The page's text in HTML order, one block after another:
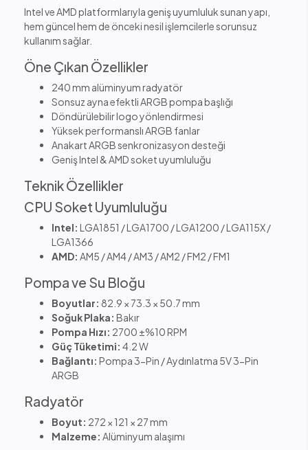
Intel ve AMD platformlarıyla geniş uyumluluk sunan yapı,
hem güncel hem de önceki nesil işlemcilerle sorunsuz
kullanım sağlar.
Öne Çıkan Özellikler
240 mm alüminyum radyatör
Sonsuz ayna efektli ARGB pompa başlığı
Döndürülebilir logo yönlendirmesi
Yüksek performanslı ARGB fanlar
Anakart ARGB senkronizasyon desteği
Geniş Intel & AMD soket uyumluluğu
Teknik Özellikler
CPU Soket Uyumluluğu
Intel: LGA1851 / LGA1700 / LGA1200 / LGA115X /
LGA1366
AMD: AM5 / AM4 / AM3 / AM2 / FM2 / FM1
Pompa ve Su Bloğu
Boyutlar: 82.9 × 73.3 × 50.7 mm
Soğuk Plaka: Bakır
Pompa Hızı: 2700 ±%10 RPM
Güç Tüketimi: 4.2 W
Bağlantı: Pompa 3-Pin / Aydınlatma 5V 3-Pin
ARGB
Radyatör
Boyut: 272 × 121 × 27 mm
Malzeme: Alüminyum alaşımı